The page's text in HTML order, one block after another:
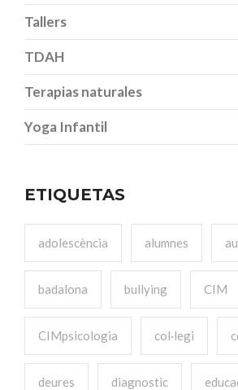
Tallers
TDAH
Terapias naturales
Yoga Infantil
ETIQUETAS
adolescència alumnes
badalona bullying CIM
CIMpsicologia col·legi
deures diagnostic